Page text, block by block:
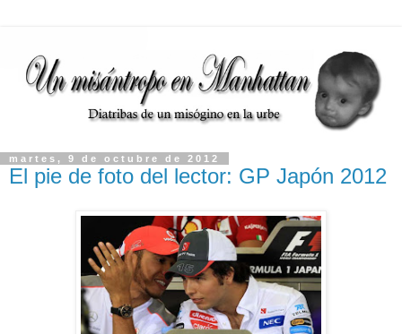
martes, 9 de octubre de 2012
El pie de foto del lector: GP Japón 2012